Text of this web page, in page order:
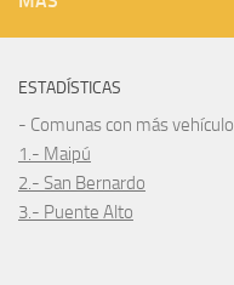
ESTADÍSTICAS
- Comunas con más
1.- Maipú
2.- San Bernardo
3.- Puente Alto